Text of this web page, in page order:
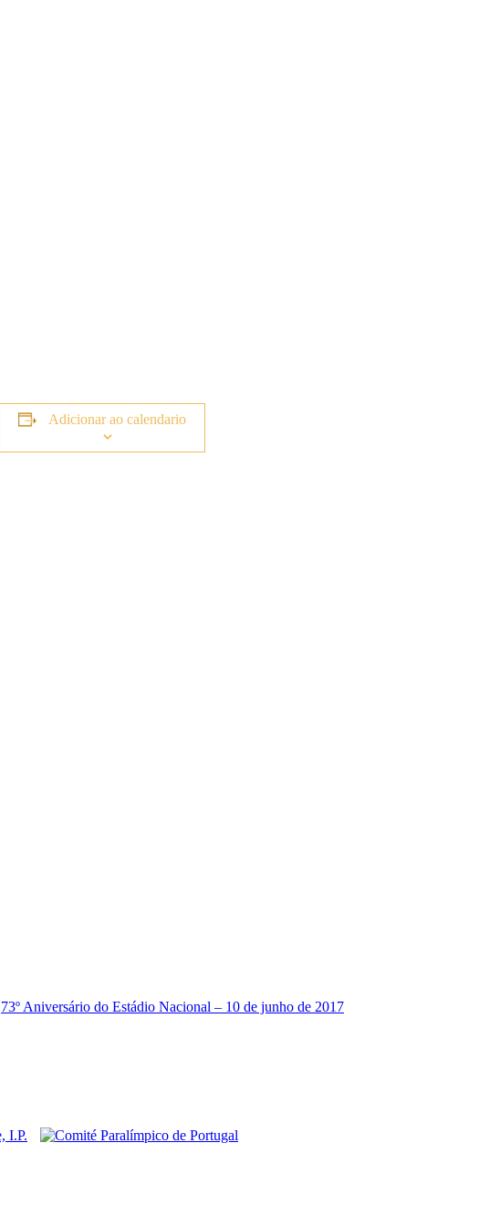
Adicionar ao calendario
73º Aniversário do Estádio Nacional – 10 de junho de 2017